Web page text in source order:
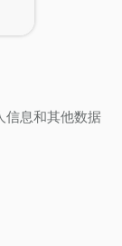
信息和其他数据